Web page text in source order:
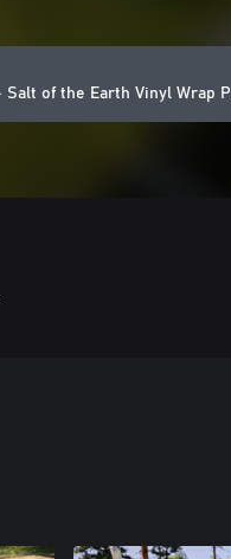
Salt of the Earth Vinyl Wrap